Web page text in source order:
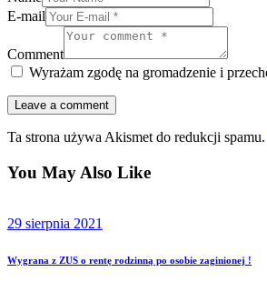
E-mail
Comment
Wyrażam zgodę na gromadzenie i
Ta strona używa Akismet do redukcji spamu.
You May Also Like
29 sierpnia 2021
Wygrana z ZUS o rentę rodzinną po osobie zaginionej !